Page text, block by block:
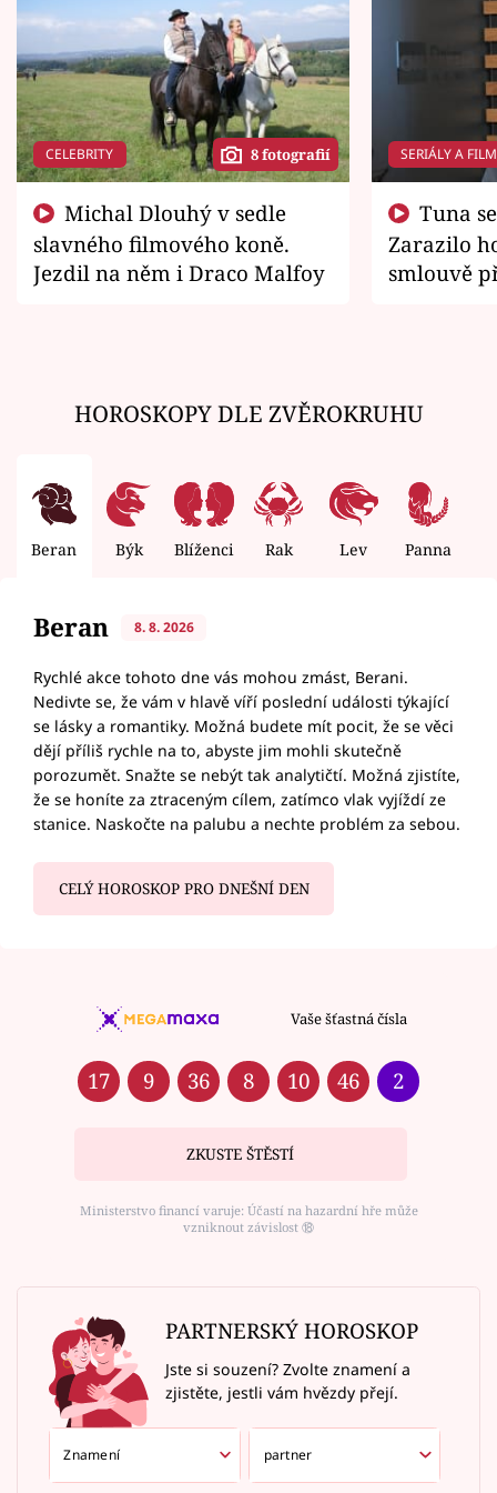
CELEBRITY 8 fotografií
slavného filmového koně.
Jezdil na něm i Draco Malfoy
SERIÁLY A
Zarazilo
smlouvě
HOROSKOPY DLE ZVĚROKRUHU
Beran Býk Blíženci Rak Lev Panna
Beran 8. 8. 2026
Rychlé akce tohoto dne vás mohou zmást, Berani.
Nedivte se, že vám v hlavě víří poslední události týkající
se lásky a romantiky. Možná budete mít pocit, že se věci
dějí příliš rychle na to, abyste jim mohli skutečně
porozumět. Snažte se nebýt tak analytičtí. Možná zjistíte,
že se honíte za ztraceným cílem, zatímco vlak vyjíždí ze
stanice. Naskočte na palubu a nechte problém za sebou.
CELÝ HOROSKOP PRO DNEŠNÍ DEN
Vaše šťastná čísla
17 9 36 8 10 46 2
ZKUSTE ŠTĚSTÍ
Ministerstvo financí varuje: Účastí na hazardní hře může
vzniknout závislost ⑱
PARTNERSKÝ HOROSKOP
Jste si souzení? Zvolte znamení a
zjistěte, jestli vám hvězdy přejí.